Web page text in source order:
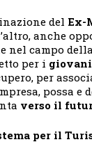
del Ex-
anche
nel campo
per i giovani
per
possa e
verso il
per il